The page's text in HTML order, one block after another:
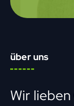
über uns
Wir lieben